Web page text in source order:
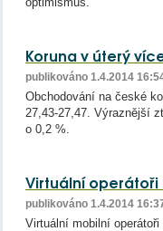
Koruna v úterý
publikováno 1.4.2014
Obchodování na české
27,43-27,47. Výraznější
o 0,2 %.
Virtuální operátoři
publikováno 1.4.2014
Virtuální mobilní